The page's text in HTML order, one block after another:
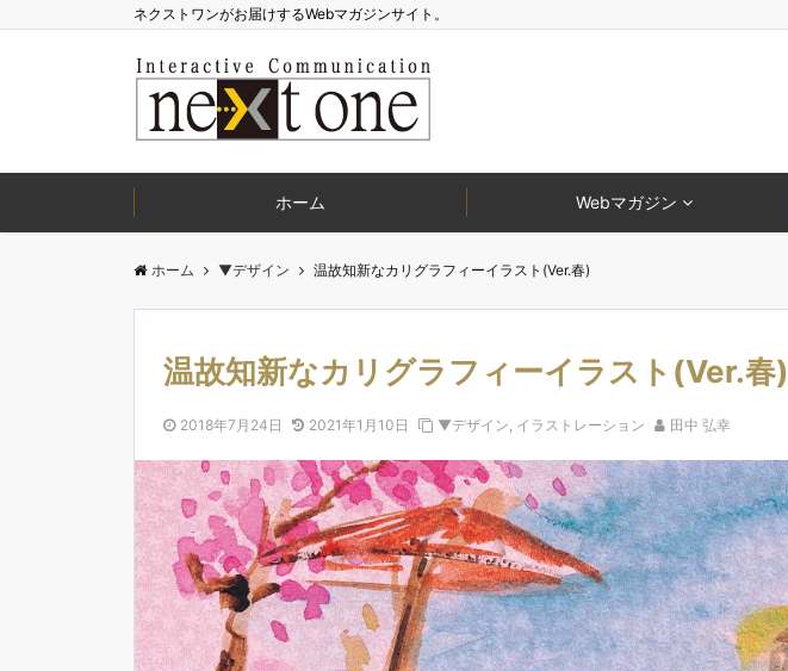
ネクストワンがお届けするWebマガジンサイト。
ホーム Webマガジン
ホーム ▼デザイン 温故知新なカリグラフィーイラスト(Ver.春)
温故知新なカリグラフィーイラスト(Ver.春)
2018年7月24日 2021年1月10日 ▼デザイン, イラストレーション 田中 弘幸